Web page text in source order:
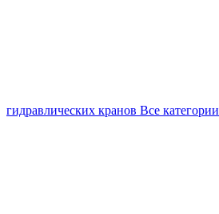
гидравлических кранов Все категории